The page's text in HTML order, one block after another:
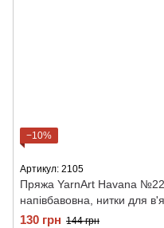
−10%
Артикул: 2105
Пряжа YarnArt Havana
напівбавовна, нитки для
130 грн 144 грн